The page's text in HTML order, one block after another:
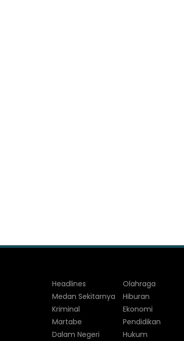
Headlines
Medan Sekitarnya
Kriminal
Martabe
Dalam Negeri
Olahraga
Hiburan
Ekonomi
Pendidikan
Hukum